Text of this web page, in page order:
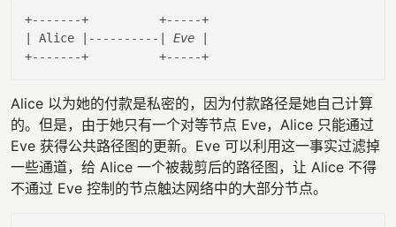
+-------+          +-----+
| Alice | ----------| Eve |
+-------+          +-----+
Alice 以为她的付款是私密的，因为付款路径是她自己计算
的。但是，由于她只有一个对等节点 Eve，Alice 只能通过
Eve 获得公共路径图的更新。Eve 可以利用这一事实过滤掉
一些通道，给 Alice 一个被裁剪后的路径图，让 Alice 不得
不通过 Eve 控制的节点触达网络中的大部分节点。